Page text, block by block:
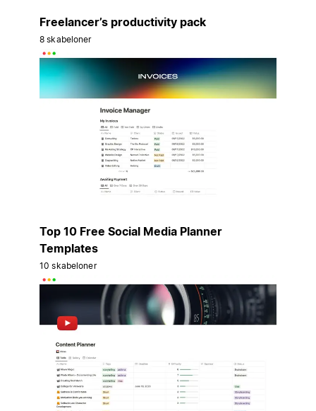
Freelancer’s productivity pack
8 skabeloner
Top 10 Free Social Media Planner
Templates
10 skabeloner